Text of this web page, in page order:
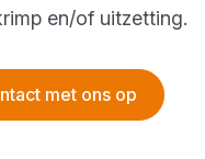
en/of uitzetting.
met ons op